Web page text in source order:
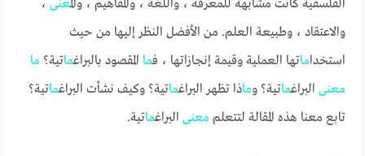
الفلسفية كانت مشابهة للمعرفة ، واللغة ، والمفاهيم ، والمعنى ،
والاعتقاد ، وطبيعة العلم. من الأفضل النظر إليها من حيث
استخداماتها العملية وقيمة إنجازاتها ، فما المقصود بالبراغماتية؟ ما
معنى البراغماتية؟ وماذا تظهر البراغماتية؟ وكيف نشأت البراغماتية؟
تابع معنا هذه المقالة لتتعلم معنى البراغماتية.